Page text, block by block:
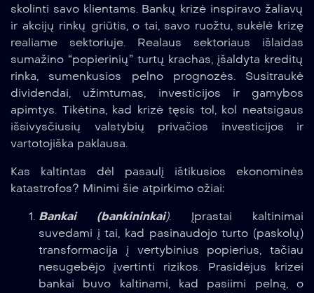
skolinti savo klientams. Bankų krizė inspiravo žaliavų
ir akcijų rinkų griūtis, o tai, savo ruožtu, sukėlė krizę
realiame sektoriuje. Realaus sektoriaus išlaidas
sumažino “popierinių” turtų krachas, įšaldyta kreditų
rinka, sumenkusios pelno prognozės. Susitraukė
dividendai, užimtumas, investicijos ir gamybos
apimtys. Tikėtina, kad krizė tęsis tol, kol neatsigaus
išsivysčiusių valstybių privačios investicijos ir
vartotojiška paklausa.
Kas kaltintas dėl pasaulį ištikusios ekonominės
katastrofos? Minimi šie atpirkimo ožiai:
Bankai (bankininkai). Įprastai kaltinimai
suvedami į tai, kad pasinaudojo turto (paskolų)
transformacija į vertybinius popierius, tačiau
nesugebėjo įvertinti rizikos. Prasidėjus krizei
bankai buvo kaltinami, kad pasiimi pelną, o